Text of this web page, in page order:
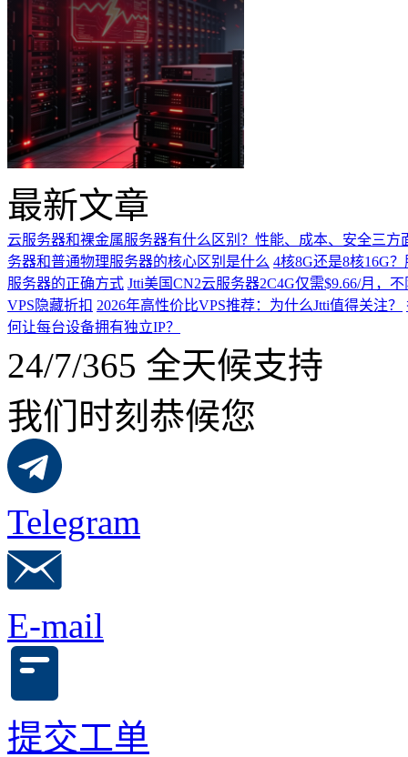
最新文章
云服务器和裸金属服务器有什么区别？性能、成本、安全三方
务器和普通物理服务器的核心区别是什么 4核8G还是8核16G
服务器的正确方式 Jtti美国CN2云服务器2C4G仅需$9.66/月，
VPS隐藏折扣 2026年高性价比VPS推荐：为什么Jtti值得关注？
何让每台设备拥有独立IP？
24/7/365 全天候支持
我们时刻恭候您
Telegram
E-mail
提交工单